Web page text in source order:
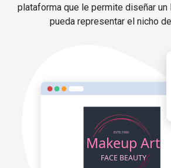
plataforma que le permite diseñar
pueda representar el nicho